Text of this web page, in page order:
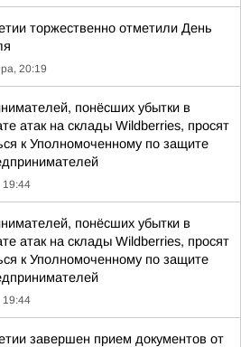
торжественно отметили День
20:19
понёсших убытки в
атак на склады Wildberries, просят
к Уполномоченному по защите
19:44
понёсших убытки в
атак на склады Wildberries, просят
к Уполномоченному по защите
19:44
завершен прием документов от